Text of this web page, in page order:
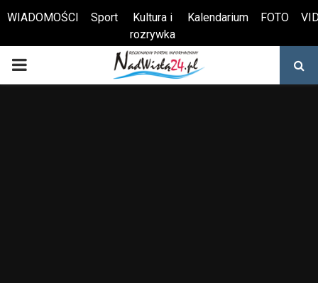
Otwórz pasek narzędzi
WIADOMOŚCI Sport
Kultura i
rozrywka
Kalendarium FOTO
PRIMARY